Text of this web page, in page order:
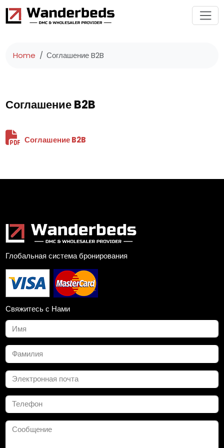
Home Соглашение B2B
Соглашение B2B
Соглашение B2B
Глобальная система бронирования
Свяжитесь с Нами